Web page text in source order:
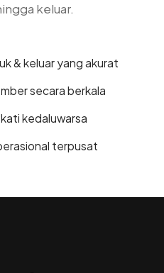
keluar.
& keluar yang akurat
secara berkala
kedaluwarsa
terpusat